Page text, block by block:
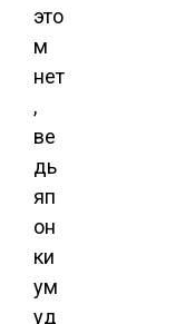
это
м
нет
,
ве
дь
яп
он
ки
ум
уд